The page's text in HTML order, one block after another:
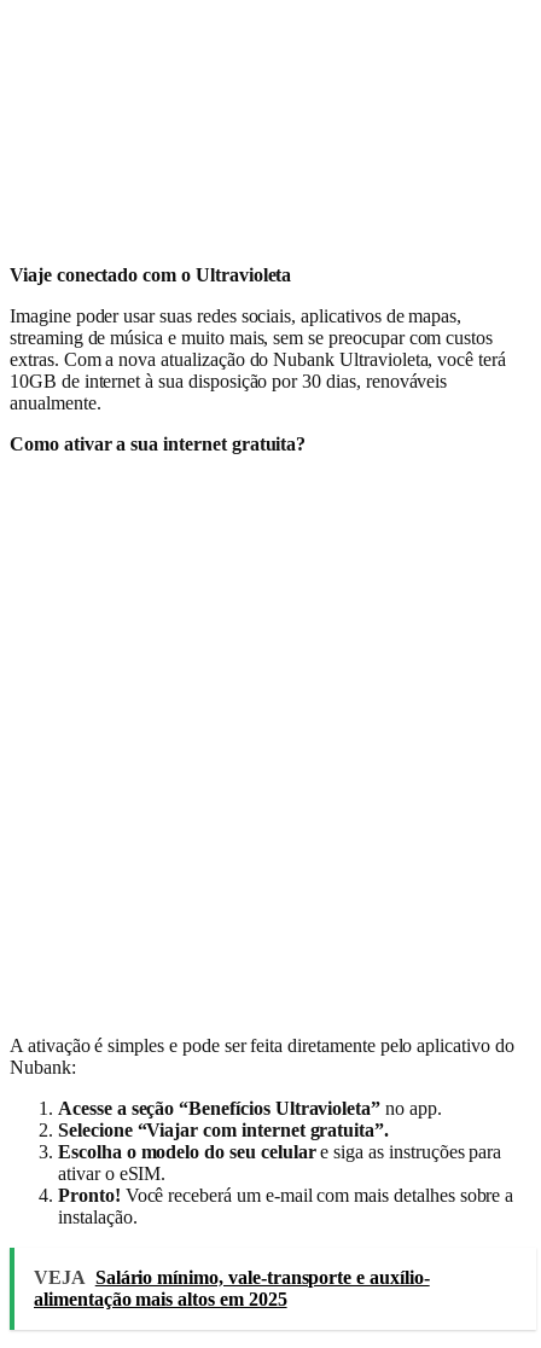
Viaje conectado com o Ultravioleta
Imagine poder usar suas redes sociais, aplicativos de mapas,
streaming de música e muito mais, sem se preocupar com custos
extras. Com a nova atualização do Nubank Ultravioleta, você terá
10GB de internet à sua disposição por 30 dias, renováveis
anualmente.
Como ativar a sua internet gratuita?
A ativação é simples e pode ser feita diretamente pelo aplicativo do
Nubank:
Acesse a seção “Benefícios Ultravioleta” no app.
Selecione “Viajar com internet gratuita”.
Escolha o modelo do seu celulare siga as instruções para
ativar o eSIM.
Pronto! Você receberá um e-mail com mais detalhes sobre a
instalação.
VEJA Salário mínimo, vale-transporte e auxílio-
alimentação mais altos em 2025